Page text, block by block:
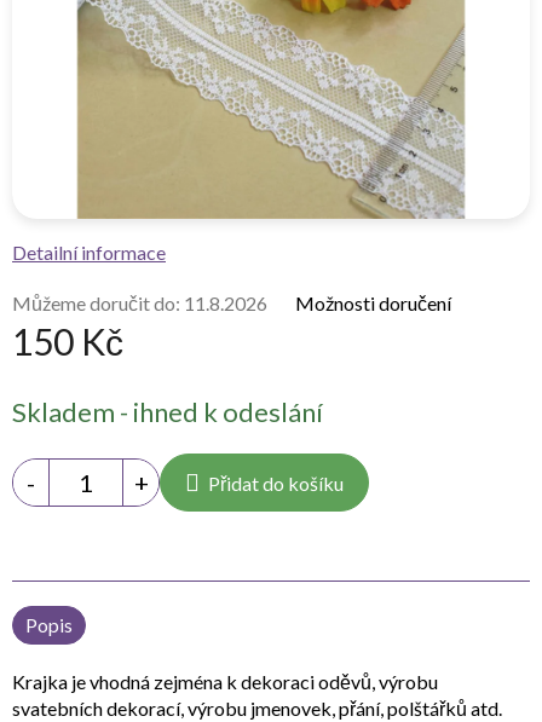
150 Kč
cena:
Skladem - ihned k odeslání
Můžeme doručit do: 11.8.2026 Možnosti doručení
Přidat do košíku
Detailní informace
Popis
Krajka je vhodná zejména k dekoraci oděvů, výrobu
svatebních dekorací, výrobu jmenovek, přání, polštářků atd.